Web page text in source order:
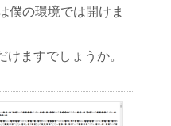
僕の環境では開けま
ますでしょうか。